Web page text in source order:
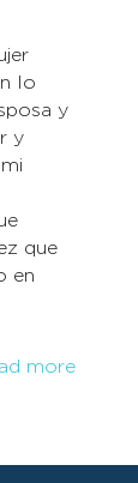
lo
y
y
que
en
more